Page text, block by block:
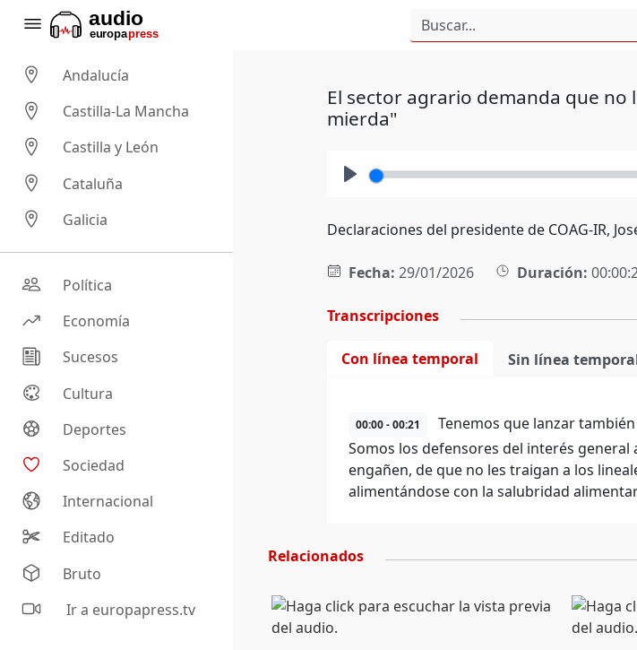
Andalucía
Castilla-La Mancha
Castilla y León
Cataluña
Galicia
Política
Economía
Sucesos
Cultura
Deportes
Sociedad
Internacional
Editado
Bruto
Ir a europapress.tv
El sector agrario demanda que
mierda"
Declaraciones del presidente de COAG-IR,
Fecha: 29/01/2026 Duración:
Transcripciones
Con línea temporal Sin línea
00:00 - 00:21
Tenemos que lanzar
Somos los defensores del interés
engañen, de que no les traigan a los
alimentándose con la salubridad
Relacionados